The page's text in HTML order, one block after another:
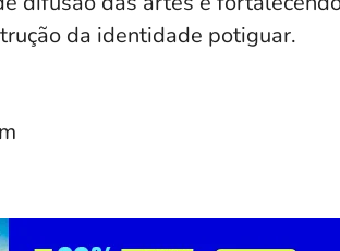
da identidade potiguar.